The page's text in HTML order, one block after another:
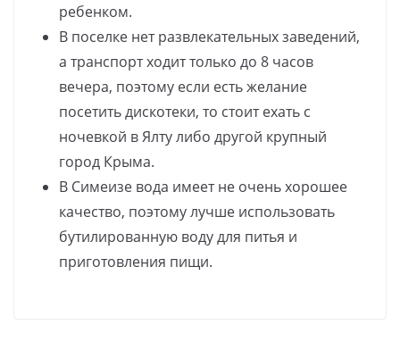
ребенком.
В поселке нет развлекательных заведений,
а транспорт ходит только до 8 часов
вечера, поэтому если есть желание
посетить дискотеки, то стоит ехать с
ночевкой в Ялту либо другой крупный
город Крыма.
В Симеизе вода имеет не очень хорошее
качество, поэтому лучше использовать
бутилированную воду для питья и
приготовления пищи.